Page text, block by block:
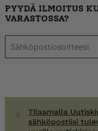
PYYDÄ ILMOITUS
VARASTOSSA?
Tilaamalla
sähköpostiisi